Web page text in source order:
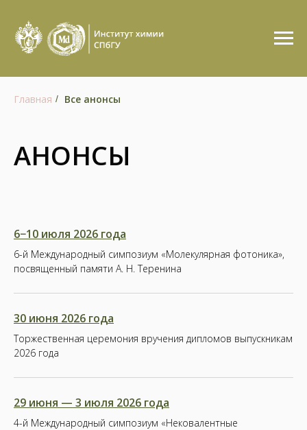
Главная / Все анонсы
АНОНСЫ
6−10 июля 2026 года
6-й Международный симпозиум «Молекулярная фотоника»,
посвященный памяти А. Н. Теренина
30 июня 2026 года
Торжественная церемония вручения дипломов выпускникам
2026 года
29 июня — 3 июля 2026 года
4-й Международный симпозиум «Нековалентные